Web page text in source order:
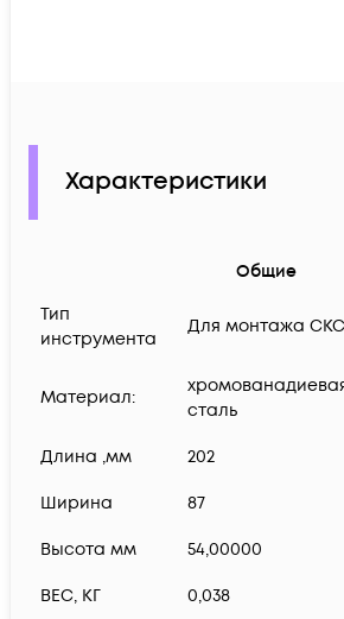
Характеристики
Общие
Тип
инструмента
Для монтажа СКС
Материал:
сталь
Длина ,мм 202
Ширина 87
Высота мм 54,00000
ВЕС, КГ 0,038